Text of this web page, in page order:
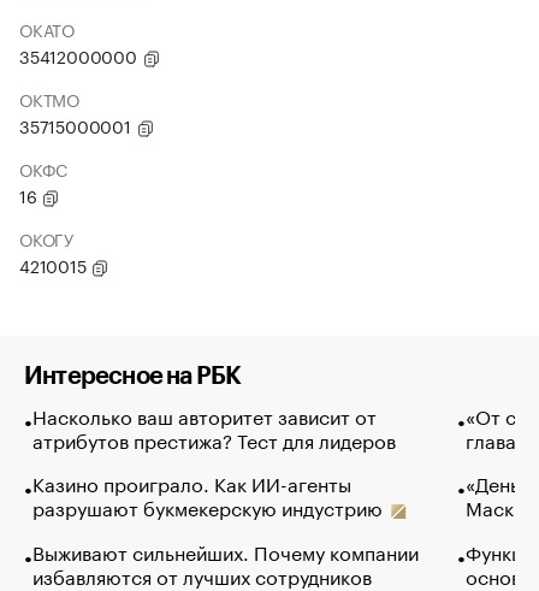
ОКАТО
35412000000
ОКТМО
35715000001
ОКФС
16
ОКОГУ
4210015
Интересное на РБК
Насколько ваш авторитет зависит от
атрибутов престижа? Тест для лидеров
Казино проиграло. Как ИИ-агенты
разрушают букмекерскую индустрию
Выживают сильнейших. Почему компании
избавляются от лучших сотрудников
«От
глава
Маск в
основ